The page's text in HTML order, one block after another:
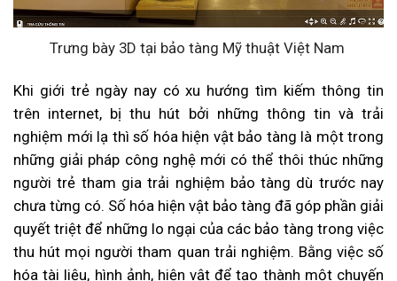
Trưng bày 3D tại bảo tàng Mỹ thuật Việt Nam
Khi giới trẻ ngày nay có xu hướng tìm kiếm thông tin
trên internet, bị thu hút bởi những thông tin và trải
nghiệm mới lạ thì số hóa hiện vật bảo tàng là một trong
những giải pháp công nghệ mới có thể thôi thúc những
người trẻ tham gia trải nghiệm bảo tàng dù trước nay
chưa từng có. Số hóa hiện vật bảo tàng đã góp phần giải
quyết triệt để những lo ngại của các bảo tàng trong việc
thu hút mọi người tham quan trải nghiệm. Bằng việc số
hóa tài liệu, hình ảnh, hiện vật để tạo thành một chuyến